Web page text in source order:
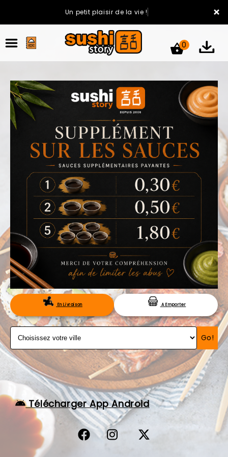
×
Un petit plaisir de la vie !
ACCUEIL
LA CARTE
VOTRE COMPTE
NOTRE RESTAURANT
VOS AVIS
MENTIONS LÉGALES
C.G.V
RÉSERVATION
0
En Livraison A Emporter
Go!
Télécharger App Android